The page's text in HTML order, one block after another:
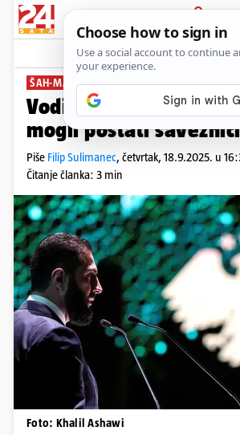
PRIJAVA
News
ŠAH-MAT ZA IRAN
Vodili su pet ratova, a
mogli postati saveznici
Piše Filip Sulimanec, četvrtak, 18.9.2025. u
Čitanje članka: 3 min
Foto: Khalil Ashawi